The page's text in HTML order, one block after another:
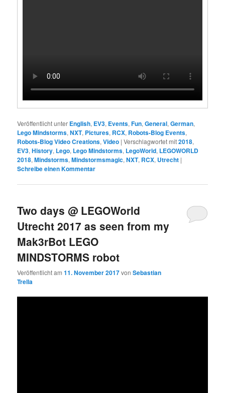
Veröffentlicht unter English, EV3, Events,Fun,General,German,
Lego Mindstorms,NXT, Pictures, RCX, Robots-Blog Events,
Robots-Blog Video Creations,Video |Verschlagwortet mit2018,
EV3,History, Lego, Lego Mindstorms, LegoWorld, LEGOWORLD
2018,Mindstorms,Mindstormsmagic,NXT, RCX, Utrecht |
Schreibe einen Kommentar
Two days @ LEGOWorld
Utrecht 2017 as seen from my
Mak3rBot LEGO
MINDSTORMS robot
Veröffentlicht am11. November 2017vonSebastian
Trella